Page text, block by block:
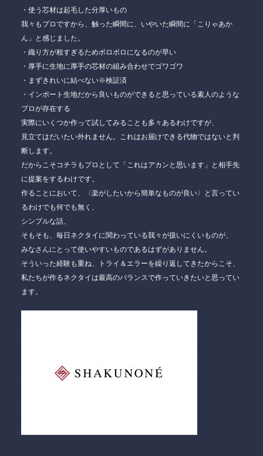
・使う芯材は起毛した分厚いもの
我々もプロですから、触った瞬間に、いやいた瞬間に「こりゃあか
ん」と感じました。
・織り方が粗すぎるためボロボロになるのが早い
・厚手に生地に厚手の芯材の組み合わせでゴワゴワ
・まずきれいに結べない※検証済
・インポート生地だから良いものができると思っている素人のような
プロが存在する
実際にいくつか作って試してみることも多々あるわけですが、
見立てはだいたい外れません。これはお届けできる代物ではないと判
断します。
だからこそコチラもプロとして「これはアカンと思います」と相手先
に提案をするわけです。
作ることにおいて、〈楽がしたいから簡単なものが良い〉と言ってい
るわけでも何でも無く、
シンプルな話、
そもそも、毎日ネクタイに関わっている我々が扱いにくいものが、
みなさんにとって使いやすいものであるはずがありません。
そういった経験も重ね、トライ＆エラーを繰り返してきたからこそ、
私たちが作るネクタイは最高のバランスで作っていきたいと思ってい
ます。